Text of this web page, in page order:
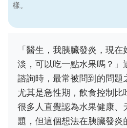
樣。
「醫生，我胰臟發炎，現
淡，可以吃一點水果嗎？」
諮詢時，最常被問到的問題
尤其是急性期，飲食控制比
很多人直覺認為水果健康、
題，但這個想法在胰臟發炎